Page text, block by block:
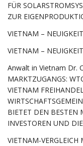
FÜR
ZUR
VIETNAM –
VIETNAM –
Anwalt in Vietnam Dr.
MARKTZUGANGS:
VIETNAM
BIETET DEN BESTEN
INVESTOREN UND
VIETNAM-